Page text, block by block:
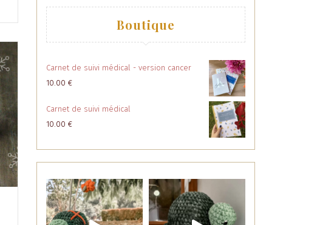
Boutique
Carnet de suivi médical - version cancer
10.00 €
Carnet de suivi médical
10.00 €